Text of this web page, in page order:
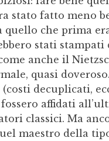
stato fatto meno
quello che prima
stati stampati
anche il
quasi
decuplicati,
affidati
classici. Ma
maestro della